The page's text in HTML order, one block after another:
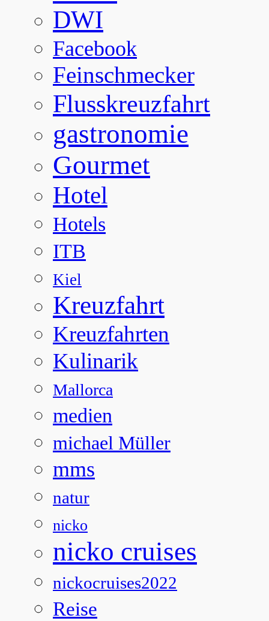
DWI
Facebook
Feinschmecker
Flusskreuzfahrt
gastronomie
Gourmet
Hotel
Hotels
ITB
Kiel
Kreuzfahrt
Kreuzfahrten
Kulinarik
Mallorca
medien
michael Müller
mms
natur
nicko
nicko cruises
nickocruises2022
Reise